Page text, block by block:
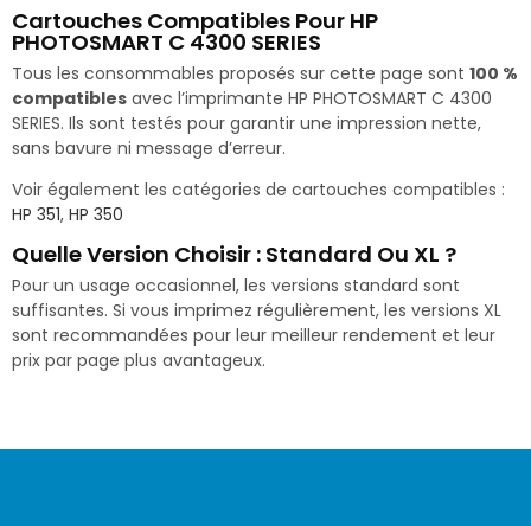
Cartouches Compatibles Pour HP
PHOTOSMART C 4300 SERIES
Tous les consommables proposés sur cette page sont 100 %
compatibles avec l’imprimante HP PHOTOSMART C 4300
SERIES. Ils sont testés pour garantir une impression nette,
sans bavure ni message d’erreur.
Voir également les catégories de cartouches compatibles :
HP 351, HP 350
Quelle Version Choisir : Standard Ou XL ?
Pour un usage occasionnel, les versions standard sont
suffisantes. Si vous imprimez régulièrement, les versions XL
sont recommandées pour leur meilleur rendement et leur
prix par page plus avantageux.